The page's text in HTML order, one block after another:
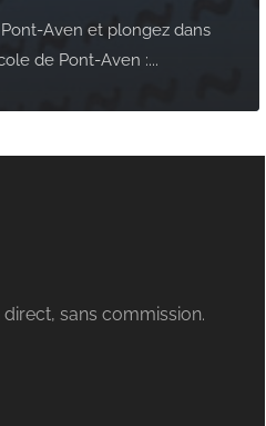
Aven et plongez dans
de Pont-Aven :...
sans commission.